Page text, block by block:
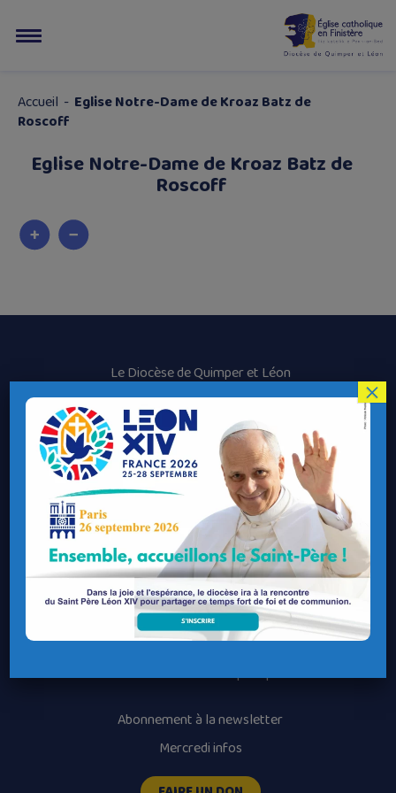
Accueil - Eglise Notre-Dame de Kroaz Batz de
Roscoff
Eglise Notre-Dame de Kroaz Batz de
Roscoff
Le Diocèse de Quimper et Léon
Contacter le Diocèse
Contacter ma Paroisse
Contacter un service
Contacter une permanence
Recrutement
Horaires des messes
Nos paroisses
Les services diocésains
Les mouvements diocésains
Nous luttons contre la pédophilie
Abonnement à la newsletter
Mercredi infos
×